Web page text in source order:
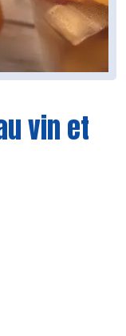
vin et